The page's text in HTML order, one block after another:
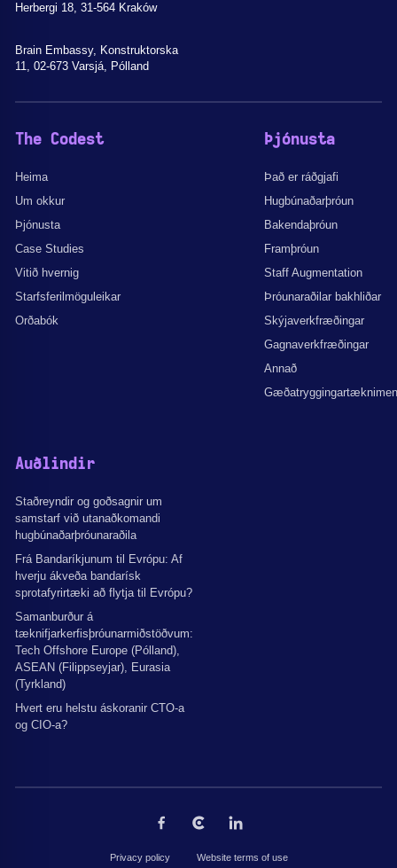
Herbergi 18, 31-564 Kraków
Brain Embassy, Konstruktorska
11, 02-673 Varsjá, Pólland
The Codest
Heima
Um okkur
Þjónusta
Case Studies
Vitið hvernig
Starfsferilmöguleikar
Orðabók
Þjónusta
Það er ráðgjafi
Hugbúnaðarþróun
Bakendaþróun
Framþróun
Staff Augmentation
Þróunaraðilar bakhliðar
Skýjaverkfræðingar
Gagnaverkfræðingar
Annað
Auðlindir
Staðreyndir og goðsagnir um
samstarf við utanaðkomandi
hugbúnaðarþróunaraðila
Frá Bandaríkjunum til Evrópu: Af
hverju ákveða bandarísk
sprotafyrirtæki að flytja til Evrópu?
Samanburður á
tæknifjarkerfisþróunarmiðstöðvum:
Tech Offshore Europe (Pólland),
ASEAN (Filippseyjar), Eurasia
(Tyrkland)
Hvert eru helstu áskoranir CTO-a
og CIO-a?
Privacy policy Website terms of use